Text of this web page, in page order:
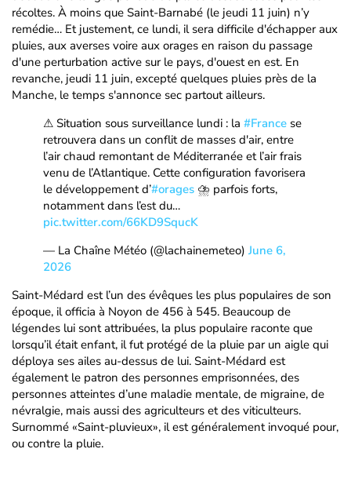
récoltes. À moins que Saint-Barnabé (le jeudi 11 juin) n’y
remédie… Et justement, ce lundi, il sera difficile d'échapper aux
pluies, aux averses voire aux orages en raison du passage
d'une perturbation active sur le pays, d'ouest en est. En
revanche, jeudi 11 juin, excepté quelques pluies près de la
Manche, le temps s'annonce sec partout ailleurs.
⚠ Situation sous surveillance lundi : la #France se
retrouvera dans un conflit de masses d'air, entre
l’air chaud remontant de Méditerranée et l’air frais
venu de l’Atlantique. Cette configuration favorisera
le développement d’#orages ⛈ parfois forts,
notamment dans l’est du…
pic.twitter.com/66KD9SqucK
— La Chaîne Météo (@lachainemeteo) June 6,
2026
Saint-Médard est l’un des évêques les plus populaires de son
époque, il officia à Noyon de 456 à 545. Beaucoup de
légendes lui sont attribuées, la plus populaire raconte que
lorsqu’il était enfant, il fut protégé de la pluie par un aigle qui
déploya ses ailes au-dessus de lui. Saint-Médard est
également le patron des personnes emprisonnées, des
personnes atteintes d’une maladie mentale, de migraine, de
névralgie, mais aussi des agriculteurs et des viticulteurs.
Surnommé «Saint-pluvieux», il est généralement invoqué pour,
ou contre la pluie.